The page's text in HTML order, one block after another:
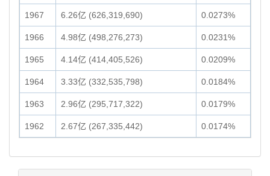
1967 6.26亿 (626,319,690) 0.0273%
1966 4.98亿 (498,276,273) 0.0231%
1965 4.14亿 (414,405,526) 0.0209%
1964 3.33亿 (332,535,798) 0.0184%
1963 2.96亿 (295,717,322) 0.0179%
1962 2.67亿 (267,335,442) 0.0174%